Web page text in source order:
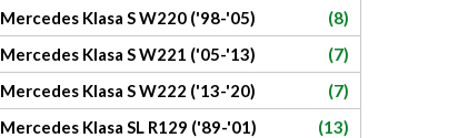
Mercedes Klasa S W220 ('98-'05)
(8)
Mercedes Klasa S W221 ('05-'13)
(7)
Mercedes Klasa S W222 ('13-'20)
(7)
Mercedes Klasa SL R129 ('89-'01)
(13)